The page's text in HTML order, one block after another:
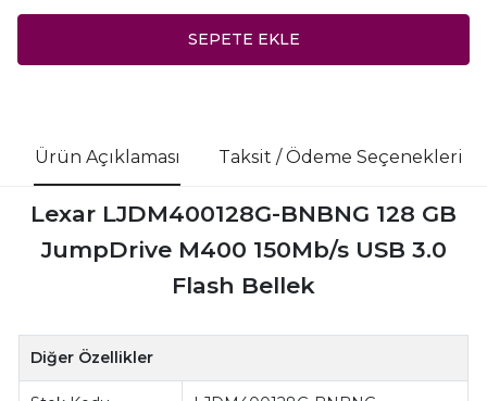
SEPETE EKLE
Ürün Açıklaması Taksit / Ödeme Seçenekleri
Lexar LJDM400128G-BNBNG 128 GB
JumpDrive M400 150Mb/s USB 3.0
Flash Bellek
Diğer Özellikler